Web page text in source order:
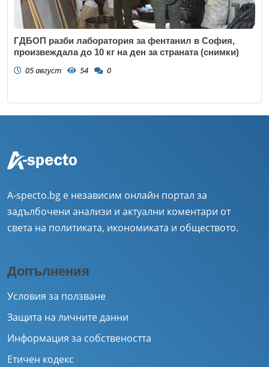
ГДБОП разби лаборатория за фентанил в София,
произвеждала до 10 кг на ден за страната (снимки)
05 август 54 0
A-specto.bg е независим онлайн портал за
задълбочени анализи и актуални коментари от
света на политиката, икономиката и обществото.
Допълнения
Условия за ползване
Защита на личните данни
Информация за собствеността
Етичен кодекс